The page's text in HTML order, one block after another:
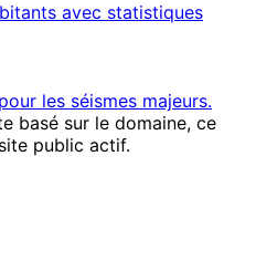
avec statistiques
les séismes majeurs.
basé sur le domaine, ce
public actif.